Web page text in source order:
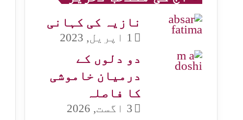
نازیہ کی کہانی
1 اپریل, 2023
دو دلوں کے
درمیان خاموشی
کا فاصلہ
3 اگست, 2026